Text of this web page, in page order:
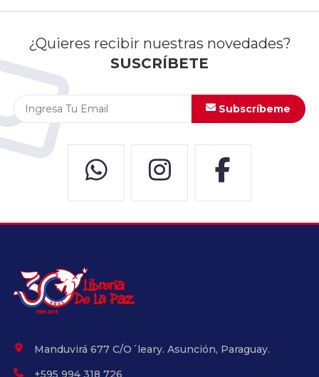
¿Quieres recibir nuestras novedades?
SUSCRÍBETE
Subscríbeme
Manduvirá 677 C/O´leary. Asunción, Paraguay.
+595 994 318 726